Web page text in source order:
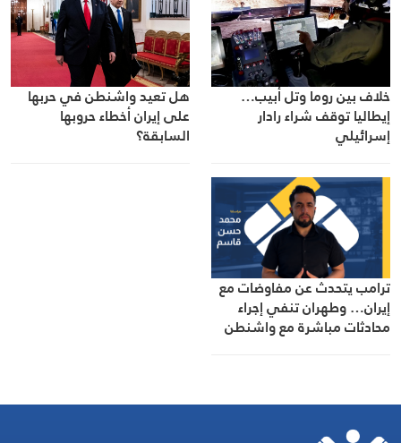
خلاف بين روما وتل أبيب…
إيطاليا توقف شراء رادار
إسرائيلي
هل تعيد واشنطن في حربها
على إيران أخطاء حروبها
السابقة؟
ترامب يتحدث عن مفاوضات مع
إيران… وطهران تنفي إجراء
محادثات مباشرة مع واشنطن